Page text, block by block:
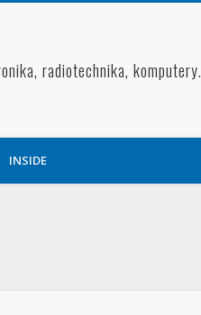
radiotechnika, komputery.
INSIDE